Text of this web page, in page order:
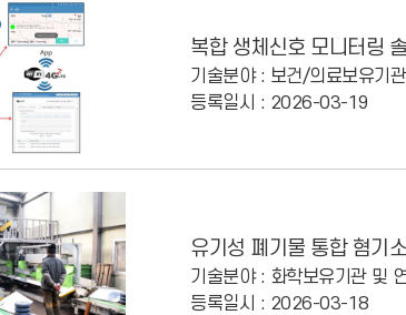
복합 생체신호 모니터링
기술분야 : 보건/의료보유기
등록일시 : 2026-03-19
유기성 폐기물 통합 혐기
기술분야 : 화학보유기관 및
등록일시 : 2026-03-18